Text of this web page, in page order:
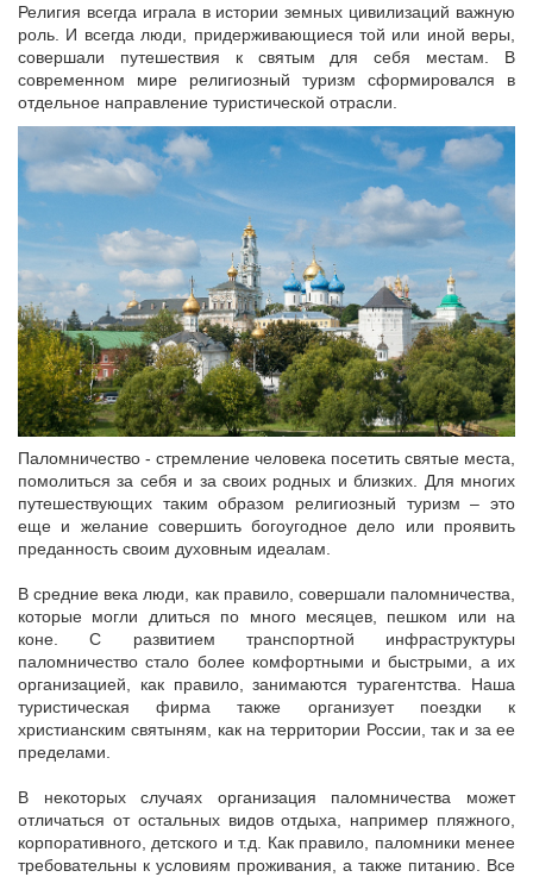
Религия всегда играла в истории земных цивилизаций важную
роль. И всегда люди, придерживающиеся той или иной веры,
совершали путешествия к святым для себя местам. В
современном мире религиозный туризм сформировался в
отдельное направление туристической отрасли.
Паломничество - стремление человека посетить святые места,
помолиться за себя и за своих родных и близких. Для многих
путешествующих таким образом религиозный туризм – это
еще и желание совершить богоугодное дело или проявить
преданность своим духовным идеалам.
В средние века люди, как правило, совершали паломничества,
которые могли длиться по много месяцев, пешком или на
коне. С развитием транспортной инфраструктуры
паломничество стало более комфортными и быстрыми, а их
организацией, как правило, занимаются турагентства. Наша
туристическая фирма также организует поездки к
христианским святыням, как на территории России, так и за ее
пределами.
В некоторых случаях организация паломничества может
отличаться от остальных видов отдыха, например пляжного,
корпоративного, детского и т.д. Как правило, паломники менее
требовательны к условиям проживания, а также питанию. Все